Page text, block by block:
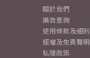
關於我們
廣告查詢
使用條款及細則
版權及免責聲明
私隱政策